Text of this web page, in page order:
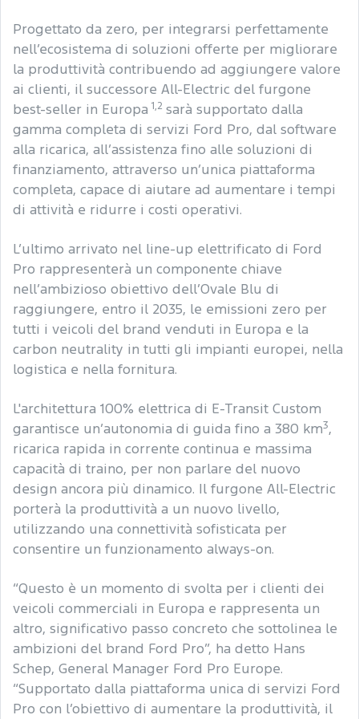
Progettato da zero, per integrarsi perfettamente
nell’ecosistema di soluzioni offerte per migliorare
la produttività contribuendo ad aggiungere valore
ai clienti, il successore All-Electric del furgone
best-seller in Europa
1,2 sarà supportato dalla
gamma completa di servizi Ford Pro, dal software
alla ricarica, all’assistenza fino alle soluzioni di
finanziamento, attraverso un’unica piattaforma
completa, capace di aiutare ad aumentare i tempi
di attività e ridurre i costi operativi.
L’ultimo arrivato nel line-up elettrificato di Ford
Pro rappresenterà un componente chiave
nell’ambizioso obiettivo dell’Ovale Blu di
raggiungere, entro il 2035, le emissioni zero per
tutti i veicoli del brand venduti in Europa e la
carbon neutrality in tutti gli impianti europei, nella
logistica e nella fornitura.
L'architettura 100% elettrica di E-Transit Custom
garantisce un’autonomia di guida fino a 380 km3,
ricarica rapida in corrente continua e massima
capacità di traino, per non parlare del nuovo
design ancora più dinamico. Il furgone All-Electric
porterà la produttività a un nuovo livello,
utilizzando una connettività sofisticata per
consentire un funzionamento always-on.
“Questo è un momento di svolta per i clienti dei
veicoli commerciali in Europa e rappresenta un
altro, significativo passo concreto che sottolinea le
ambizioni del brand Ford Pro”, ha detto Hans
Schep, General Manager Ford Pro Europe.
“Supportato dalla piattaforma unica di servizi Ford
Pro con l’obiettivo di aumentare la produttività, il